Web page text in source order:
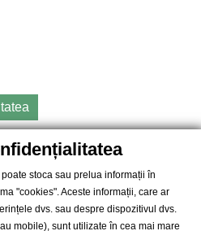
- Magazin online cu Produse
Cod fiscal: RO14935035, Registrul
Str. Dimieni, nr. 7, Bucuresti,
5.
stoca sau prelua informații în
"cookies". Aceste informații, care ar
dvs. sau despre dispozitivul dvs.
mobile), sunt utilizate în cea mai mare